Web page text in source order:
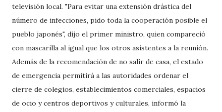
televisión local. "Para evitar una extensión drástica del
número de infecciones, pido toda la cooperación posible el
pueblo japonés", dijo el primer ministro, quien compareció
con mascarilla al igual que los otros asistentes a la reunión.
Además de la recomendación de no salir de casa, el estado
de emergencia permitirá a las autoridades ordenar el
cierre de colegios, establecimientos comerciales, espacios
de ocio y centros deportivos y culturales, informó la